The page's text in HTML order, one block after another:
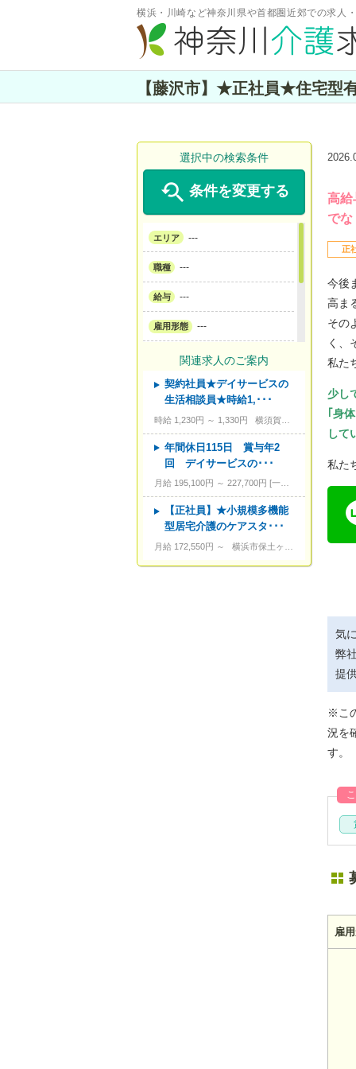
横浜・川崎など神奈川県や首都圏近郊での求人
【藤沢市】★正社員★住宅型
高給
でな
正
今後
高ま
その
く、
私た
少し
｢身
して
私た
気
弊
提
※こ
況を
す。
雇
選択中の検索条件
 条件を変更する
エリア ---
職種 ---
給与 ---
雇用形態 ---
サービス形態 ---
資格 ---
こだわり条件 ---
キーワード ---
関連求人のご案内
契約社員★デイサービスの
生活相談員★時給1,･･･
時給 1,230円 ～ 1,330円 横須賀市長坂３－９－７
年間休日115日 賞与年2
回 デイサービスの･･･
月給 195,100円 ～ 227,700円 一律手当含む、経験・資格考慮
【正社員】★小規模多機能
型居宅介護のケアスタ･･･
月給 172,550円 ～ 横浜市保土ヶ谷区岩間町 1-8-12